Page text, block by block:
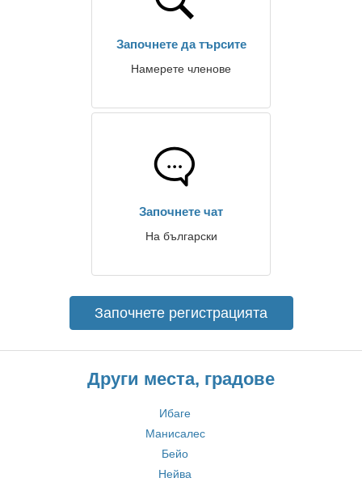
Започнете да търсите
Намерете членове
Започнете чат
На български
Започнете регистрацията
Други места, градове
Ибаге
Манисалес
Бейо
Нейва